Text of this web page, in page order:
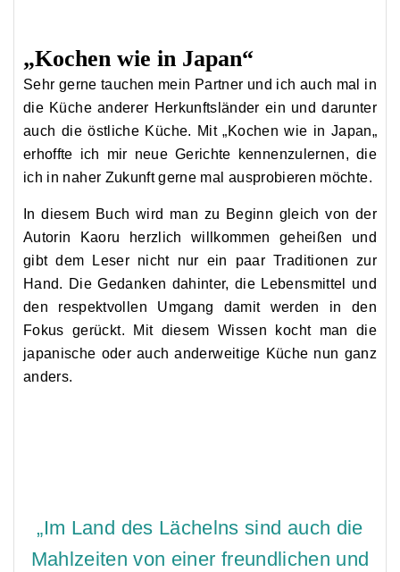
„Kochen wie in Japan“
Sehr gerne tauchen mein Partner und ich auch mal in
die Küche anderer Herkunftsländer ein und darunter
auch die östliche Küche. Mit„Kochen wie in Japan„
erhoffte ich mir neue Gerichte kennenzulernen, die
ich in naher Zukunft gerne mal ausprobieren möchte.
In diesem Buch wird man zu Beginn gleich von der
Autorin
Kaoru herzlich willkommen geheißen und
gibt dem Leser nicht nur ein paar Traditionen zur
Hand. Die Gedanken dahinter, die Lebensmittel und
den respektvollen Umgang damit werden in den
Fokus gerückt. Mit diesem Wissen kocht man die
japanische oder auch anderweitige Küche nun ganz
anders.
„Im Land des Lächelns sind auch die
Mahlzeiten von einer freundlichen und